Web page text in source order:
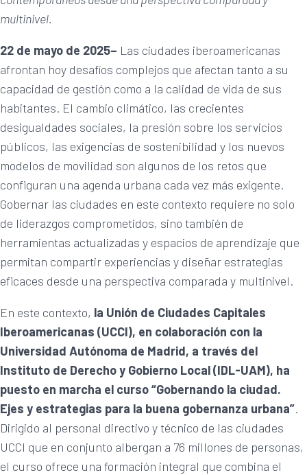
multinivel.
22 de mayo de 2025– Las ciudades iberoamericanas
afrontan hoy desafíos complejos que afectan tanto a su
capacidad de gestión como a la calidad de vida de sus
habitantes. El cambio climático, las crecientes
desigualdades sociales, la presión sobre los servicios
públicos, las exigencias de sostenibilidad y los nuevos
modelos de movilidad son algunos de los retos que
configuran una agenda urbana cada vez más exigente.
Gobernar las ciudades en este contexto requiere no solo
de liderazgos comprometidos, sino también de
herramientas actualizadas y espacios de aprendizaje que
permitan compartir experiencias y diseñar estrategias
eficaces desde una perspectiva comparada y multinivel.
En este contexto, la Unión de Ciudades Capitales
Iberoamericanas (UCCI), en colaboración con la
Universidad Autónoma de Madrid, a través del
Instituto de Derecho y Gobierno Local (IDL-UAM), ha
puesto en marcha el curso “Gobernando la ciudad.
Ejes y estrategias para la buena gobernanza urbana”.
Dirigido al personal directivo y técnico de las ciudades
UCCI que en conjunto albergan a 76 millones de personas,
el curso ofrece una formación integral que combina el